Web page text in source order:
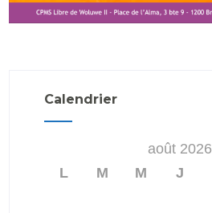
Calendrier
août 2026
L
M M J